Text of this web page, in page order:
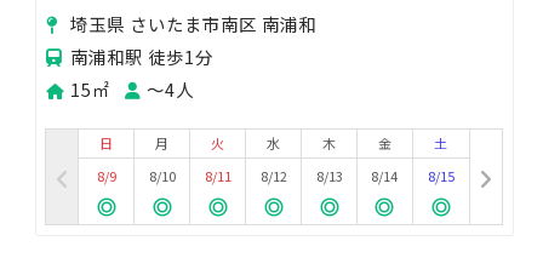
埼玉県 さいたま市南区 南浦和
南浦和駅 徒歩1分
15㎡
〜4人
日
8/9
月
8/10
火
8/11
水
8/12
木
8/13
金
8/14
土
8/15